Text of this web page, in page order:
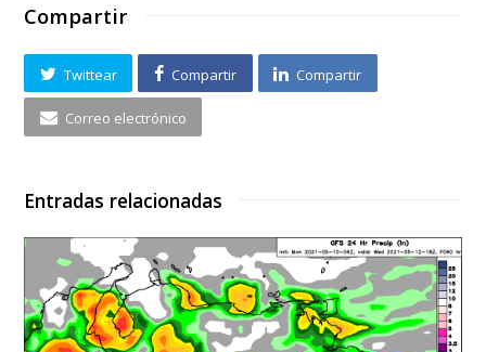
Compartir
Twittear Compartir Compartir
Correo electrónico
Entradas relacionadas